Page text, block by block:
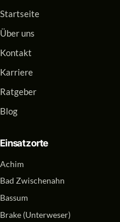
Startseite
Über uns
Kontakt
Karriere
Ratgeber
Blog
Einsatzorte
Achim
Bad Zwischenahn
Bassum
Brake (Unterweser)